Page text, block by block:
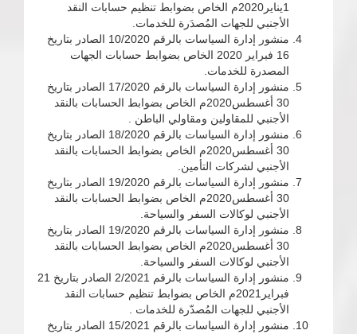
1يناير2020م الخاص بضوابط تنظيم حسابات النقد
الأجنبي للجهات المُصدَرة للخدمات.
منشور إدارة السياسات بالرقم 10/2020 الصادر بتاريخ
16 فبراير 2020 الخاص بضوابط حسابات الجهات
المصدرة للخدمات.
منشور إدارة السياسات بالرقم 17/2020 الصادر بتاريخ
30 أغسطس2020م الخاص بضوابط الحسابات بالنقد
الأجنبي للمقاولين ومقاولي الباطن .
منشور إدارة السياسات بالرقم 18/2020 الصادر بتاريخ
30 أغسطس2020م الخاص بضوابط الحسابات بالنقد
الأجنبي لشركات التأمين.
منشور إدارة السياسات بالرقم 19/2020 الصادر بتاريخ
30 أغسطس2020م الخاص بضوابط الحسابات بالنقد
الأجنبي لوكالات السفر والسياحة.
منشور إدارة السياسات بالرقم 19/2020 الصادر بتاريخ
30 أغسطس2020م الخاص بضوابط الحسابات بالنقد
الأجنبي لوكالات السفر والسياحة.
منشور إدارة السياسات بالرقم 2/2021 الصادر بتاريخ 21
فبراير2021م الخاص بضوابط تنظيم حسابات النقد
الأجنبي للجهات المُصدّرة للخدمات .
منشور إدارة السياسات بالرقم 15/2021 الصادر بتاريخ